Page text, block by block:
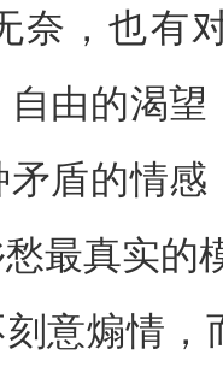
奈，也有
由的渴
盾的情
最真实的
意煽情，